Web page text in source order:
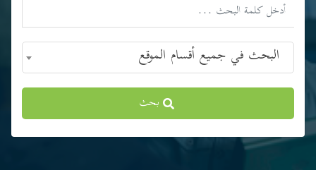
البحث في جميع أقسام الموقع
بحث